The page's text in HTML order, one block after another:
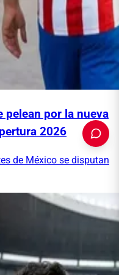
pelean por la nueva
2026
de México se disputan